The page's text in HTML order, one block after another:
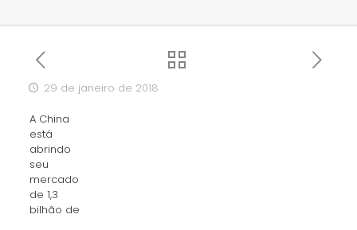
29 de janeiro de 2018
A China
está
abrindo
seu
mercado
de 1,3
bilhão de